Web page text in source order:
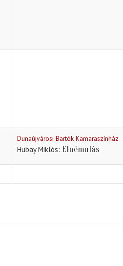
Dunaújvárosi Bartók Kamaraszínház
Hubay Miklós Elnémulás